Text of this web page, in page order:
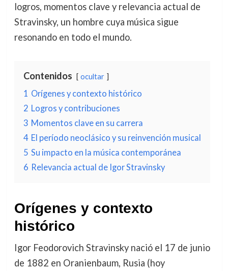
logros, momentos clave y relevancia actual de
Stravinsky, un hombre cuya música sigue
resonando en todo el mundo.
Contenidos ocultar
1 Orígenes y contexto histórico
2 Logros y contribuciones
3 Momentos clave en su carrera
4 El período neoclásico y su reinvención musical
5 Su impacto en la música contemporánea
6 Relevancia actual de Igor Stravinsky
Orígenes y contexto
histórico
Igor Feodorovich Stravinsky nació el 17 de junio
de 1882 en Oranienbaum, Rusia (hoy